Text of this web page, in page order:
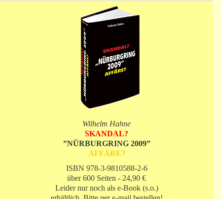
Wilhelm Hahne
SKANDAL?
”NÜRBURGRING 2009”
AFFÄRE?
ISBN 978-3-9810588-2-6
über 600 Seiten - 24,90 €
Leider nur noch als e-Book (s.o.)